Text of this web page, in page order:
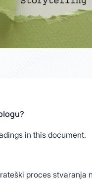
in this document.
proces stvaranja